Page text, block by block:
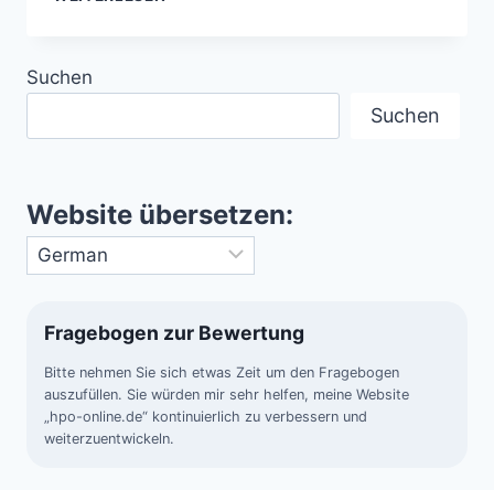
Suchen
Suchen
Website übersetzen:
Fragebogen zur Bewertung
Bitte nehmen Sie sich etwas Zeit um den Fragebogen
auszufüllen. Sie würden mir sehr helfen, meine Website
„hpo-online.de“ kontinuierlich zu verbessern und
weiterzuentwickeln.